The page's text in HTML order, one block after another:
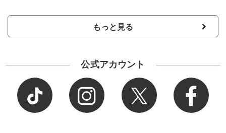
もっと見る
公式アカウント